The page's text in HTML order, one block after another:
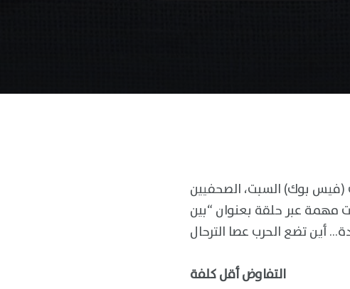
بوك) السبت، الصحفيين
مهمة عبر حلقة بعنوان “بين
التفاوض أقل كلفة